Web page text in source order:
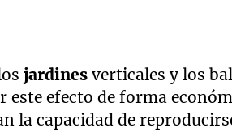
jardinesverticales y los
efecto de forma
la capacidad de